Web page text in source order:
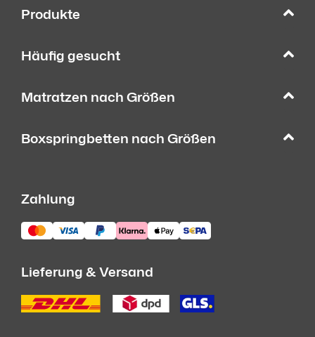
Produkte
Häufig gesucht
Matratzen nach Größen
Boxspringbetten nach Größen
Zahlung
Lieferung & Versand